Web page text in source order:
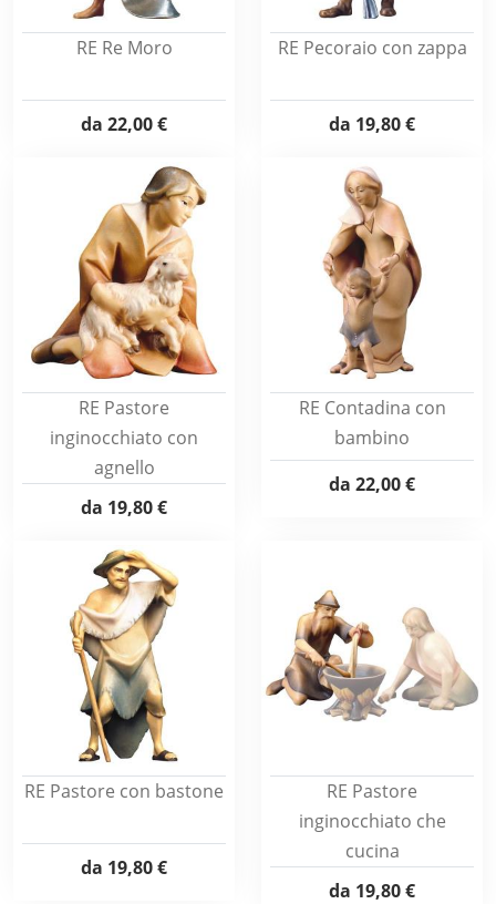
RE Re Moro
da 22,00 €
RE Pecoraio con zappa
da 19,80 €
RE Pastore
inginocchiato con
agnello
da 19,80 €
RE Contadina con
bambino
da 22,00 €
RE Pastore con bastone
da 19,80 €
RE Pastore
inginocchiato che
cucina
da 19,80 €